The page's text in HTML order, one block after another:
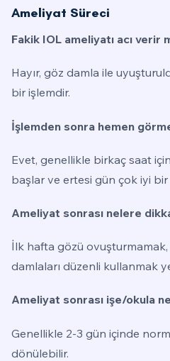
Ameliyat Süreci
Fakik IOL ameliyatı acı verir
Hayır, göz damla ile
bir işlemdir.
İşlemden sonra hemen
Evet, genellikle birkaç saat
başlar ve ertesi gün çok iyi bir
Ameliyat sonrası nelere
İlk hafta gözü
damlaları düzenli kullanmak
Ameliyat sonrası işe/okula
Genellikle 2-3 gün içinde
dönülebilir.